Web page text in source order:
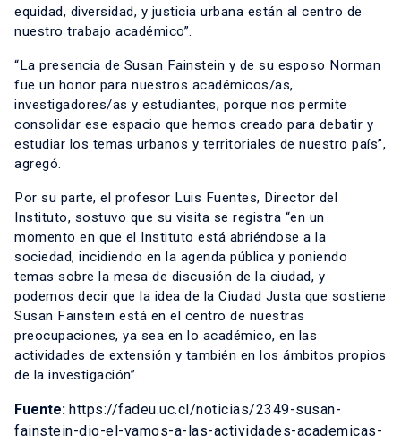
equidad, diversidad, y justicia urbana están al centro de
nuestro trabajo académico”.
“La presencia de Susan Fainstein y de su esposo Norman
fue un honor para nuestros académicos/as,
investigadores/as y estudiantes, porque nos permite
consolidar ese espacio que hemos creado para debatir y
estudiar los temas urbanos y territoriales de nuestro país”,
agregó.
Por su parte, el profesor Luis Fuentes, Director del
Instituto, sostuvo que su visita se registra “en un
momento en que el Instituto está abriéndose a la
sociedad, incidiendo en la agenda pública y poniendo
temas sobre la mesa de discusión de la ciudad, y
podemos decir que la idea de la Ciudad Justa que sostiene
Susan Fainstein está en el centro de nuestras
preocupaciones, ya sea en lo académico, en las
actividades de extensión y también en los ámbitos propios
de la investigación”.
Fuente: https://fadeu.uc.cl/noticias/2349-susan-
fainstein-dio-el-vamos-a-las-actividades-academicas-